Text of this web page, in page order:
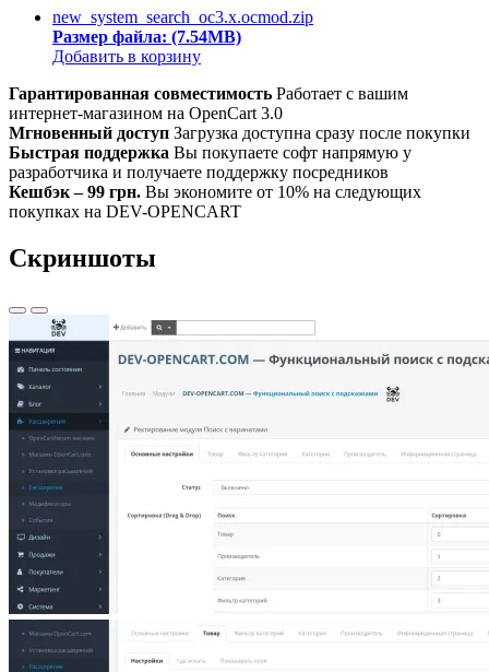
new_system_search_oc3.x.ocmod.zip
Размер файла: (7.54MB)
Добавить в корзину
Гарантированная совместимость Работает с вашим
интернет-магазином на OpenCart 3.0
Мгновенный доступ Загрузка доступна сразу после покупки
Быстрая поддержка Вы покупаете софт напрямую у
разработчика и получаете поддержку посредников
Кешбэк – 99 грн. Вы экономите от 10% на следующих
покупках на DEV-OPENCART
Скриншоты